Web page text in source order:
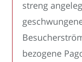
streng
bezogene